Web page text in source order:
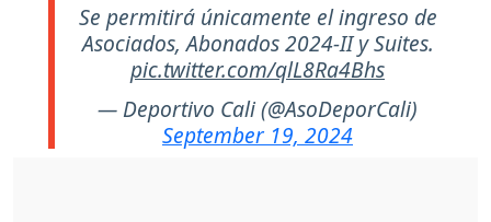
Se permitirá únicamente el ingreso de
Asociados, Abonados 2024-II y Suites.
pic.twitter.com/qlL8Ra4Bhs
— Deportivo Cali (@AsoDeporCali)
September 19, 2024